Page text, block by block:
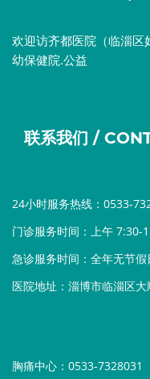
欢迎访齐都医院（临淄区
幼保健院.公益
联系我们 /
24小时服务热线：0533-
门诊服务时间：上午 7:30-
急诊服务时间：全年无节
医院地址：淄博市临淄区
胸痛中心：0533-7328031